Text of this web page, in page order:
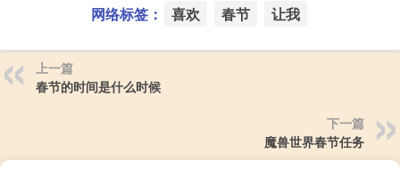
网络标签： 喜欢 春节 让我
上一篇
春节的时间是什么时候
下一篇
魔兽世界春节任务